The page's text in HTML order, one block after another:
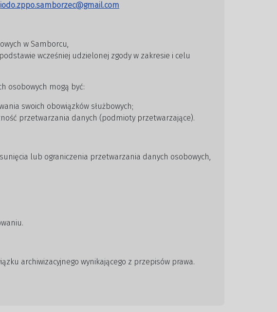
iodo.zppo.samborzec@gmail.com
w Samborcu,
wcześniej udzielonej zgody w zakresie i celu
osobowych mogą być:
swoich obowiązków służbowych;
przetwarzania danych (podmioty przetwarzające).
lub ograniczenia przetwarzania danych osobowych,
archiwizacyjnego wynikającego z przepisów prawa.